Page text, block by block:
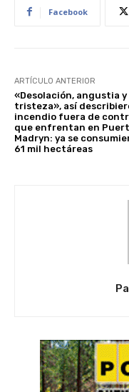
Facebook
ARTÍCULO ANTERIOR
«Desolación, angustia y
tristeza», así
incendio fuera de
que enfrentan en
Madryn: ya se
61 mil hectáreas